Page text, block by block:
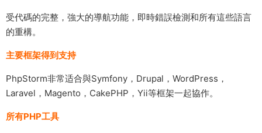
受代碼的完整，強大的導航功能，即時錯誤檢測和所有這些語言
的重構。
主要框架得到支持
PhpStorm非常适合與Symfony，Drupal，WordPress，
Laravel，Magento，CakePHP，Yii等框架一起協作。
所有PHP工具